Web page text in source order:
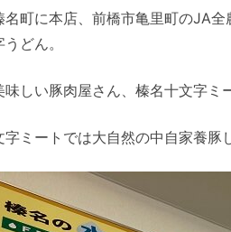
名町に本店、前橋市亀里町のJA
どん。
味しい豚肉屋さん、榛名十文字ミ
字ミートでは大自然の中自家養豚